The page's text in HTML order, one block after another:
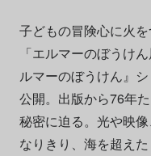
子どもの冒険心に火を
「エルマーのぼうけ
ルマーのぼうけん』
公開。出版から76年
秘密に迫る。光や映
なりきり、海を超え